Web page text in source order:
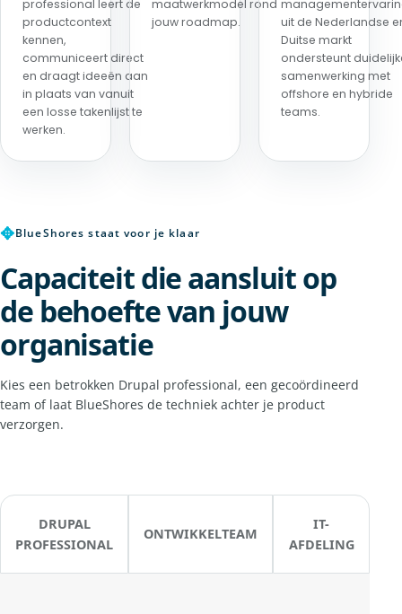
professional leert de
productcontext
kennen,
communiceert direct
en draagt ideeën aan
in plaats van vanuit
een losse takenlijst te
werken.
maatwerkmodel rond
jouw roadmap.
uit de Nederlandse
Duitse markt
ondersteunt
samenwerking met
offshore en hybride
teams.
✥BlueShores staat voor je klaar
Capaciteit die aansluit op
de behoefte van jouw
organisatie
Kies een betrokken Drupal professional, een gecoördineerd
team of laat BlueShores de techniek achter je product
verzorgen.
DRUPAL
PROFESSIONAL
ONTWIKKELTEAM
IT-
AFDELING